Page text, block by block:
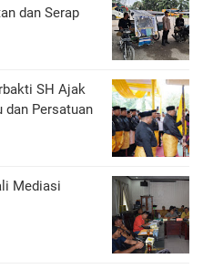
dan Serap
SH Ajak
dan Persatuan
Mediasi